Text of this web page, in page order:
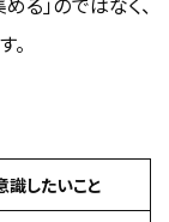
。
識したいこと